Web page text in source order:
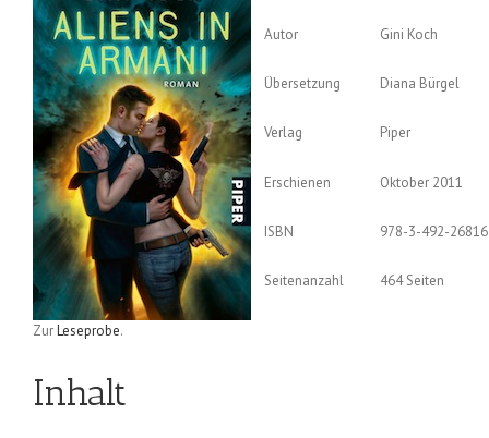
Autor Gini Koch
Übersetzung Diana Bürgel
Verlag Piper
Erschienen Oktober 2011
ISBN 978-3-492-
Seitenanzahl 464 Seiten
ZurLeseprobe.
Inhalt